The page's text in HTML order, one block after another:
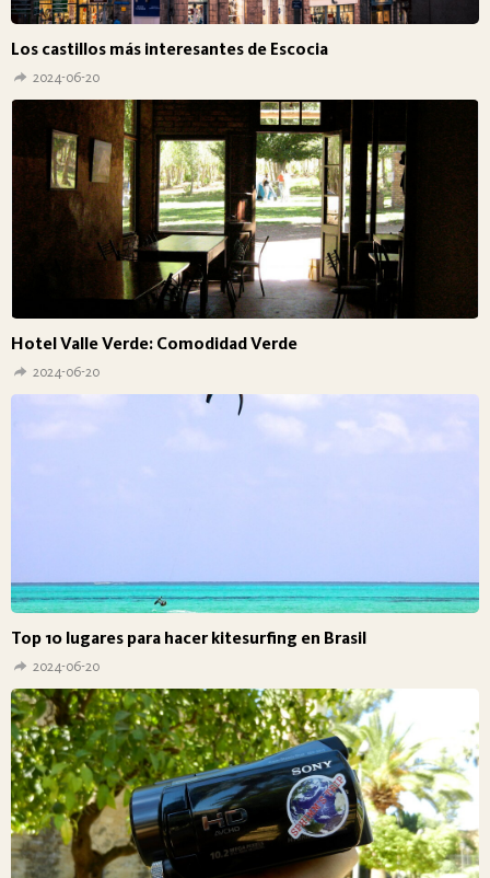
Los castillos más interesantes de Escocia
2024-06-20
Hotel Valle Verde: Comodidad Verde
2024-06-20
Top 10 lugares para hacer kitesurfing en Brasil
2024-06-20